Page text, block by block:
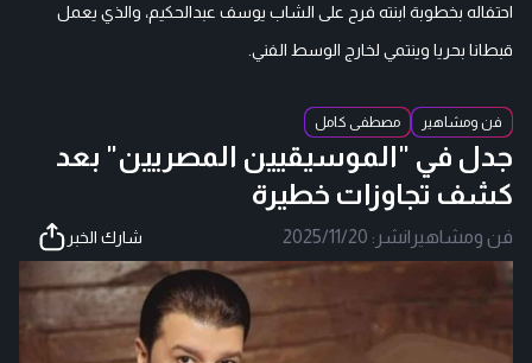
احتفاله بخطوبة ابنته فرح على الشاب يوسف عبدالحكيم، والذي يعمل
قبطانا بحريا وينتمي لخارج الوسط الفني.
فن ومشاهير مصطفى كامل
جدل في "الموسيقيين المصريين" بعد
كشف تجاوزات خطيرة
فن ومشاهير |نشر: 2025/11/20 شارك الخبر